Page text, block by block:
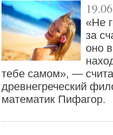
«Не
за
оно
тебе самом», —
древнегреческий
математик Пифагор.